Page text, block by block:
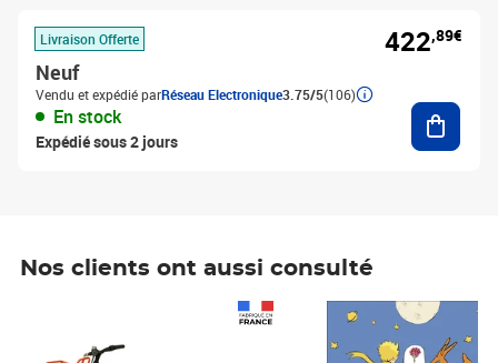
Livraison Offerte
Neuf
Vendu et expédié parRéseau Electronique3.75/5(106)
En stock
Expédié sous 2 jours
422,89€
Nos clients ont aussi consulté
Prix 7,50€